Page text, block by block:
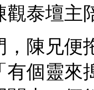
觀泰壇主
，陳兄便
有個靈來